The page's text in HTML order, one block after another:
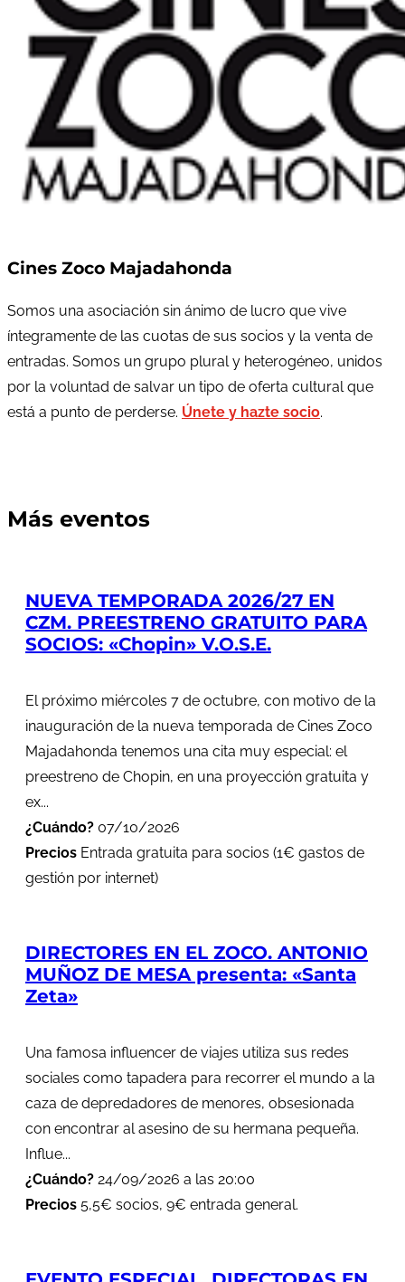
Cines Zoco Majadahonda
Somos una asociación sin ánimo de lucro que vive
íntegramente de las cuotas de sus socios y la venta de
entradas. Somos un grupo plural y heterogéneo, unidos
por la voluntad de salvar un tipo de oferta cultural que
está a punto de perderse. Únete y hazte socio.
Más eventos
NUEVA TEMPORADA 2026/27 EN
CZM. PREESTRENO GRATUITO PARA
SOCIOS: «Chopin» V.O.S.E.
El próximo miércoles 7 de octubre, con motivo de la
inauguración de la nueva temporada de Cines Zoco
Majadahonda tenemos una cita muy especial: el
preestreno de Chopin, en una proyección gratuita y
ex...
¿Cuándo? 07/10/2026
Precios Entrada gratuita para socios (1€ gastos de
gestión por internet)
DIRECTORES EN EL ZOCO. ANTONIO
MUÑOZ DE MESA presenta: «Santa
Zeta»
Una famosa influencer de viajes utiliza sus redes
sociales como tapadera para recorrer el mundo a la
caza de depredadores de menores, obsesionada
con encontrar al asesino de su hermana pequeña.
Influe...
¿Cuándo? 24/09/2026 a las 20:00
Precios 5,5€ socios, 9€ entrada general.